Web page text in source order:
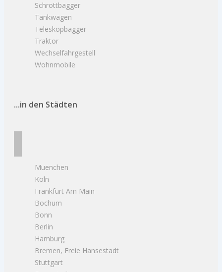
Schrottbagger
Tankwagen
Teleskopbagger
Traktor
Wechselfahrgestell
Wohnmobile
...in den Städten
Muenchen
Köln
Frankfurt Am Main
Bochum
Bonn
Berlin
Hamburg
Bremen, Freie Hansestadt
Stuttgart